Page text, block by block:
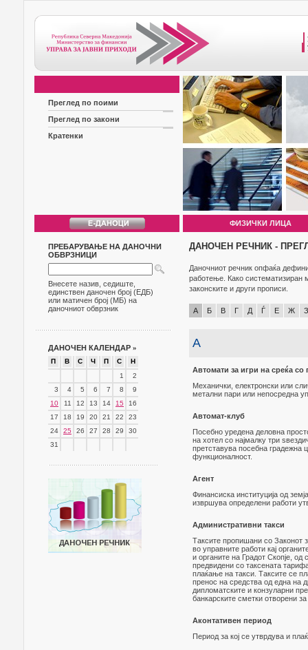
Преглед по поими
Преглед по закони
Кратенки
ФИЗИЧКИ ЛИЦА
ПРЕБАРУВАЊЕ НА ДАНОЧНИ
ОБВРЗНИЦИ
Внесете назив, седиште,
единствен даночен број (ЕДБ)
или матичен број (МБ) на
даночниот обврзник
ДАНОЧЕН КАЛЕНДАР »
П В С Ч П С
Н
1
2
3
4 5 6 7 8
9
10
11 12 13 14 15
16
17
18 19 20 21 22
23
24
25 26 27 28 29
30
31
ДАНОЧЕН РЕЧНИК -
Даночниот речник опфаќа
работење. Како систематизиран
законските и други прописи.
А Б В Г Д Ѓ Е Ж З
А
Автомати за игри на среќа
Механички, електронски или
метални пари или непосредна
Автомат-клуб
Посебно уредена деловна
на хотел со најмалку три
претставува посебна градежна
функционалност.
Агент
Финансиска институција од
извршува определени работи
Административни такси
Таксите пропишани со Законот
во управните работи кај
и органите на Градот Скопје,
предвидени со таксената
плаќање на такси. Таксите се
пренос на средства од една на
дипломатските и конзуларни
банкарските сметки отворени
Аконтативен период
Период за кој се утврдува и